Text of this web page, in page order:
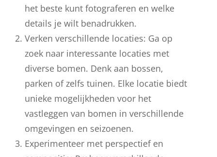
het beste kunt fotograferen en welke
details je wilt benadrukken.
Verken verschillende locaties: Ga op
zoek naar interessante locaties met
diverse bomen. Denk aan bossen,
parken of zelfs tuinen. Elke locatie biedt
unieke mogelijkheden voor het
vastleggen van bomen in verschillende
omgevingen en seizoenen.
Experimenteer met perspectief en